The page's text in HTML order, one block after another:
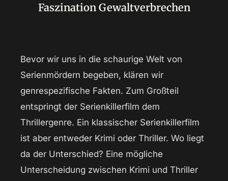
Faszination Gewaltverbrechen
Bevor wir uns in die schaurige Welt von
Serienmördern begeben, klären wir
genrespezifische Fakten. Zum Großteil
entspringt der Serienkillerfilm dem
Thrillergenre. Ein klassischer Serienkillerfilm
ist aber entweder Krimi oder Thriller. Wo liegt
da der Unterschied? Eine mögliche
Unterscheidung zwischen Krimi und Thriller